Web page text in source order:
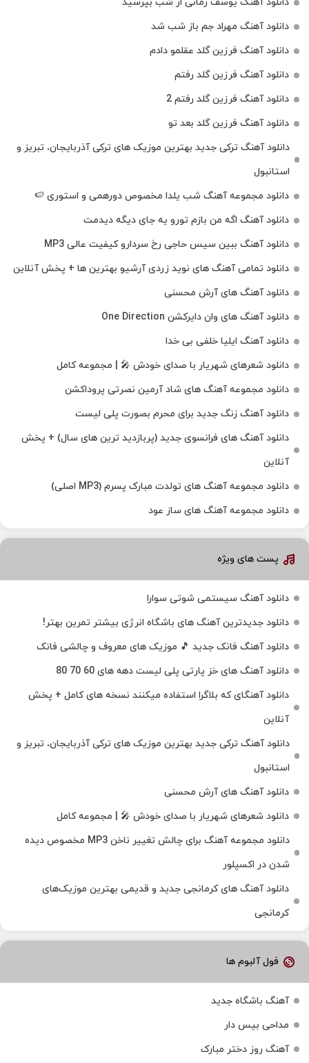
دانلود آهنگ مهراد جم باز شب شد
دانلود آهنگ فرزین گلد عقلمو دادم
دانلود آهنگ فرزین گلد رفتم
دانلود آهنگ فرزین گلد رفتم 2
دانلود آهنگ فرزین گلد بعد تو
دانلود آهنگ ترکی جدید بهترین موزیک‌ های ترکی آذربایجان، تبریز و
استانبول
دانلود مجموعه آهنگ شب یلدا مخصوص دورهمی و استوری 🍉
دانلود آهنگ اگه من بازم تورو یه جای دیگه دیدمت
دانلود آهنگ ببین سیس حاجی رخ سردارو کیفیت عالی MP3
دانلود تمامی آهنگ های نوید زردی آرشیو بهترین ها + پخش آنلاین
دانلود آهنگ های آرش محسنی
دانلود آهنگ های وان دایرکشن One Direction
دانلود آهنگ ایلیا خلفی بی خدا
دانلود شعرهای شهریار با صدای خودش 🎤 | مجموعه کامل
دانلود مجموعه آهنگ های شاد آرمین نصرتی پروداکشن
دانلود آهنگ زنگ جدید برای محرم بصورت پلی لیست
دانلود آهنگ های فرانسوی جدید (پربازدید ترین های سال) + پخش
آنلاین
دانلود مجموعه آهنگ های تولدت مبارک پسرم (MP3 اصلی)
دانلود مجموعه آهنگ های ساز عود
پست های ویژه
دانلود آهنگ سیستمی شوتی سوارا
دانلود جدیدترین آهنگ‌ های باشگاه انرژی بیشتر تمرین بهتر!
دانلود آهنگ فانک جدید 🎵 موزیک‌ های معروف و چالشی فانک
دانلود آهنگ های خز پارتی پلی لیست دهه های 60 70 80
دانلود آهنگای که بلاگرا استفاده میکنند نسخه های کامل + پخش
آنلاین
دانلود آهنگ ترکی جدید بهترین موزیک‌ های ترکی آذربایجان، تبریز و
استانبول
دانلود آهنگ های آرش محسنی
دانلود شعرهای شهریار با صدای خودش 🎤 | مجموعه کامل
دانلود مجموعه آهنگ برای چالش تغییر ناخن MP3 مخصوص دیده
شدن در اکسپلور
دانلود آهنگ‌ های کرمانجی جدید و قدیمی بهترین موزیک‌های
کرمانجی
فول آلبوم ها
آهنگ باشگاه جدید
مداحی بیس دار
آهنگ روز دختر مبارک